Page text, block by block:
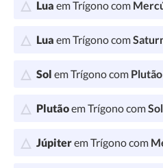
Lua em Trígono com
Lua em Trígono com
Sol em Trígono com Plutão
Plutãoem Trígono comSol
Júpiterem Trígono com